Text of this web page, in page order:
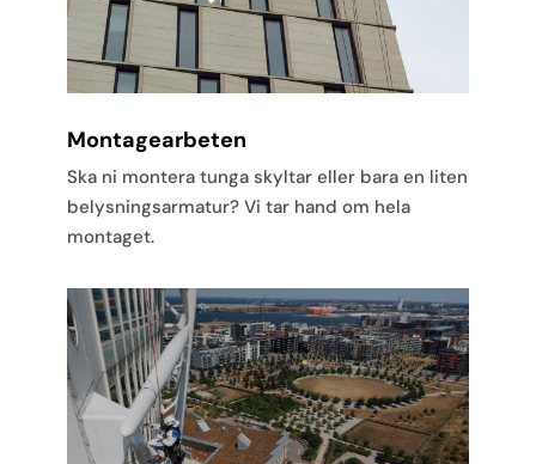
Montagearbeten
Ska ni montera tunga skyltar eller bara en liten
belysningsarmatur? Vi tar hand om hela
montaget.